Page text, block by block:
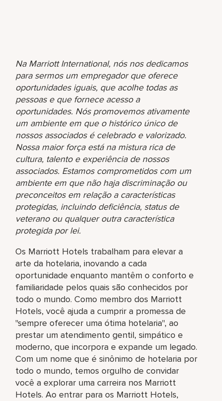
Na Marriott International, nós nos dedicamos
para sermos um empregador que oferece
oportunidades iguais, que acolhe todas as
pessoas e que fornece acesso a
oportunidades. Nós promovemos ativamente
um ambiente em que o histórico único de
nossos associados é celebrado e valorizado.
Nossa maior força está na mistura rica de
cultura, talento e experiência de nossos
associados. Estamos comprometidos com um
ambiente em que não haja discriminação ou
preconceitos em relação a características
protegidas, incluindo deficiência, status de
veterano ou qualquer outra característica
protegida por lei.
Os Marriott Hotels trabalham para elevar a
arte da hotelaria, inovando a cada
oportunidade enquanto mantêm o conforto e
familiaridade pelos quais são conhecidos por
todo o mundo. Como membro dos Marriott
Hotels, você ajuda a cumprir a promessa de
"sempre oferecer uma ótima hotelaria", ao
prestar um atendimento gentil, simpático e
moderno, que incorpora e expande um legado.
Com um nome que é sinônimo de hotelaria por
todo o mundo, temos orgulho de convidar
você a explorar uma carreira nos Marriott
Hotels. Ao entrar para os Marriott Hotels,